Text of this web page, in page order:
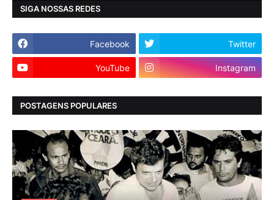
SIGA NOSSAS REDES
Facebook Twitter
YouTube Instagram
POSTAGENS POPULARES